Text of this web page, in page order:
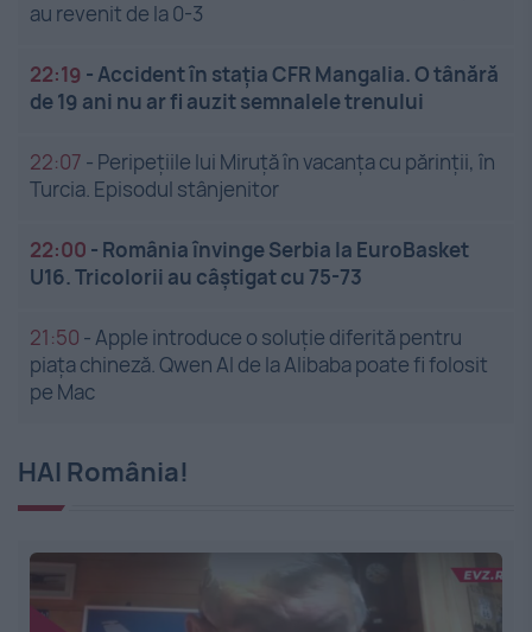
au revenit de la 0-3
22:19 -Accident în stația CFR Mangalia. O tânără
de 19 ani nu ar fi auzit semnalele trenului
22:07 - Peripețiile lui Miruță în vacanța cu părinții, în
Turcia. Episodul stânjenitor
22:00 - România învinge Serbia la EuroBasket
U16. Tricolorii au câștigat cu 75-73
21:50 -Apple introduce o soluție diferită pentru
piața chineză. Qwen AI de la Alibaba poate fi folosit
pe Mac
HAI România!